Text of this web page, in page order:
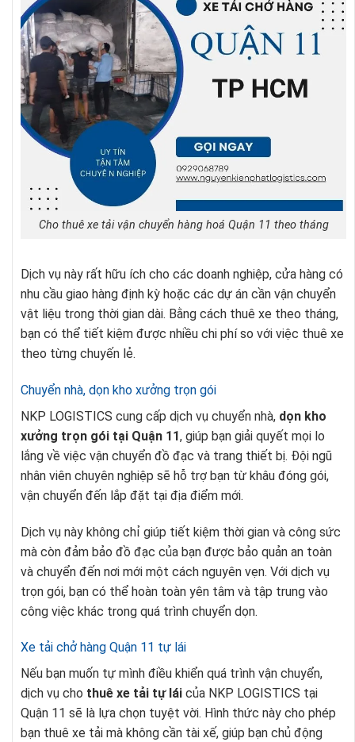
Cho thuê xe tải vận chuyển hàng hoá Quận 11 theo tháng
Dịch vụ này rất hữu ích cho các doanh nghiệp, cửa hàng có
nhu cầu giao hàng định kỳ hoặc các dự án cần vận chuyển
vật liệu trong thời gian dài. Bằng cách thuê xe theo tháng,
bạn có thể tiết kiệm được nhiều chi phí so với việc thuê xe
theo từng chuyến lẻ.
Chuyển nhà, dọn kho xưởng trọn gói
NKP LOGISTICS cung cấp dịch vụ chuyển nhà, dọn kho
xưởng trọn gói tại Quận 11, giúp bạn giải quyết mọi lo
lắng về việc vận chuyển đồ đạc và trang thiết bị. Đội ngũ
nhân viên chuyên nghiệp sẽ hỗ trợ bạn từ khâu đóng gói,
vận chuyển đến lắp đặt tại địa điểm mới.
Dịch vụ này không chỉ giúp tiết kiệm thời gian và công sức
mà còn đảm bảo đồ đạc của bạn được bảo quản an toàn
và chuyển đến nơi mới một cách nguyên vẹn. Với dịch vụ
trọn gói, bạn có thể hoàn toàn yên tâm và tập trung vào
công việc khác trong quá trình chuyển dọn.
Xe tải chở hàng Quận 11 tự lái
Nếu bạn muốn tự mình điều khiển quá trình vận chuyển,
dịch vụ cho thuê xe tải tự lái của NKP LOGISTICS tại
Quận 11 sẽ là lựa chọn tuyệt vời. Hình thức này cho phép
bạn thuê xe tải mà không cần tài xế, giúp bạn chủ động